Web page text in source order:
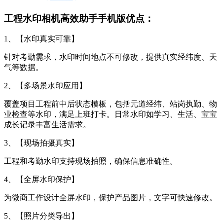
工程水印相机高效助手手机版优点：
1、【水印真实可靠】
针对考勤需求，水印时间地点不可修改，提供真实经纬度、天
气等数据。
2、【多场景水印应用】
覆盖项目工程前中后状态模板，包括元道经纬、站岗执勤、物
业检查等水印，满足上班打卡。日常水印如学习、生活、宝宝
成长记录丰富生活需求。
3、【现场拍摄真实】
工程和考勤水印支持现场拍照，确保信息准确性。
4、【全屏水印保护】
为微商工作设计全屏水印，保护产品图片，文字可快速修改。
5、【照片分类导出】